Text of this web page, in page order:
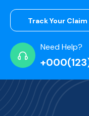
Track Your Claim
Need Help?